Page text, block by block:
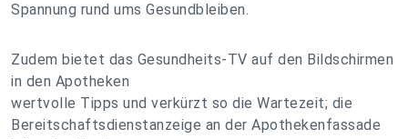
Spannung rund ums Gesundbleiben.
Zudem bietet das Gesundheits-TV auf den Bildschirmen
in den Apotheken
wertvolle Tipps und verkürzt so die Wartezeit; die
Bereitschaftsdienstanzeige an der Apothekenfassade